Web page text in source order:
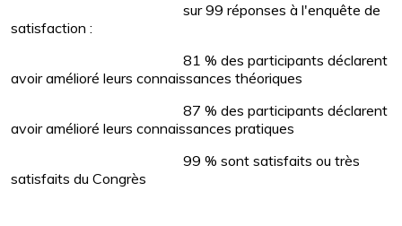
sur 99 réponses à l'enquête de
satisfaction :
81 % des participants déclarent
avoir amélioré leurs connaissances théoriques
87 % des participants déclarent
avoir amélioré leurs connaissances pratiques
99 % sont satisfaits ou très
satisfaits du Congrès